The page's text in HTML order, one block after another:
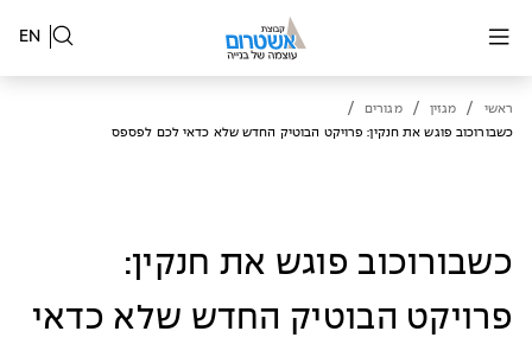
EN
ראשי / מגזין / מגורים /
כשבורוכוב פוגש את חנקין: פרויקט הבוטיק החדש שלא כדאי לכם לפספס
כשבורוכוב פוגש את חנקין:
פרויקט הבוטיק החדש שלא כדאי